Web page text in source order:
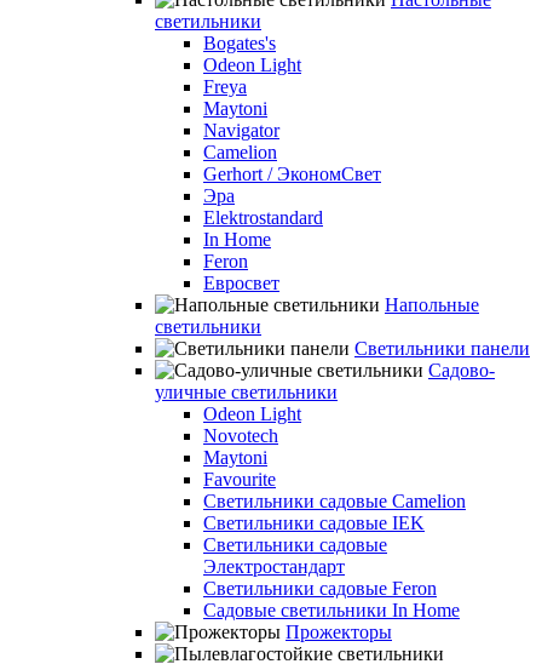
светильники
Bogates's
Odeon Light
Freya
Maytoni
Navigator
Camelion
Gerhort / ЭкономСвет
Эра
Elektrostandard
In Home
Feron
Евросвет
Напольные
светильники
Светильники панели
Садово-
уличные светильники
Odeon Light
Novotech
Maytoni
Favourite
Светильники садовые Camelion
Светильники садовые IEK
Светильники садовые
Электростандарт
Светильники садовые Feron
Садовые светильники In Home
Прожекторы